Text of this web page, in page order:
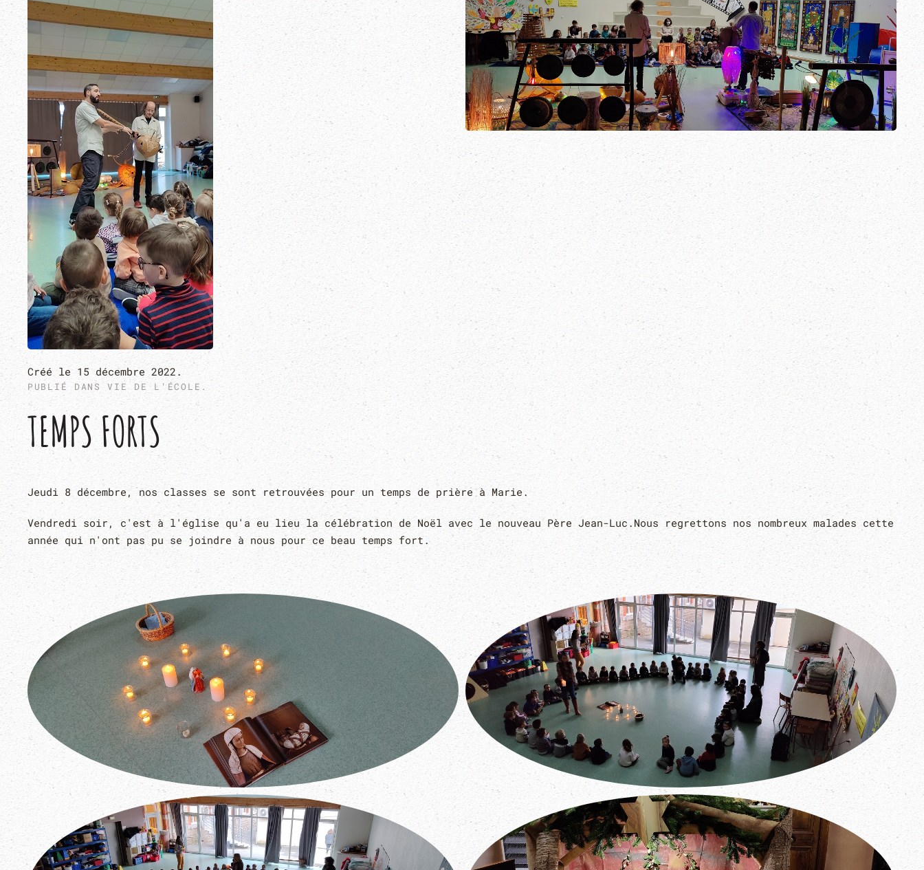
Créé le 15 décembre 2022.
PUBLIÉ DANSVIE DE L'ÉCOLE .
TEMPS FORTS
Jeudi 8 décembre, nos classes se sont retrouvées pour un temps de prière à Marie.
Vendredi soir, c'est à l'église qu'a eu lieu la célébration de Noël avec le nouveau Père Jean-Luc.Nous regrettons nos nombreux malades cette
année qui n'ont pas pu se joindre à nous pour ce beau temps fort.